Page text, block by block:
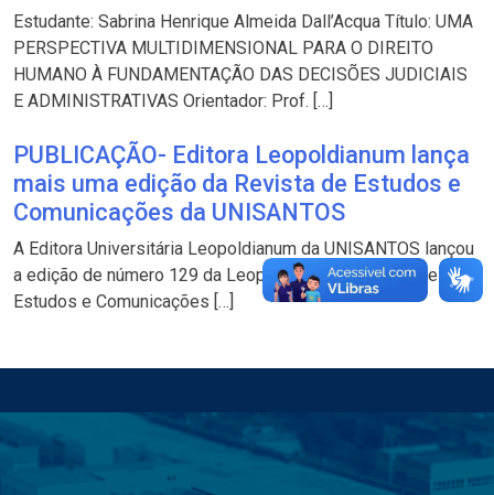
Estudante: Sabrina Henrique Almeida Dall’Acqua Título: UMA
PERSPECTIVA MULTIDIMENSIONAL PARA O DIREITO
HUMANO À FUNDAMENTAÇÃO DAS DECISÕES JUDICIAIS
E ADMINISTRATIVAS Orientador: Prof. […]
PUBLICAÇÃO- Editora Leopoldianum lança
mais uma edição da Revista de Estudos e
Comunicações da UNISANTOS
A Editora Universitária Leopoldianum da UNISANTOS lançou
a edição de número 129 da Leopoldianum – Revista de
Estudos e Comunicações […]